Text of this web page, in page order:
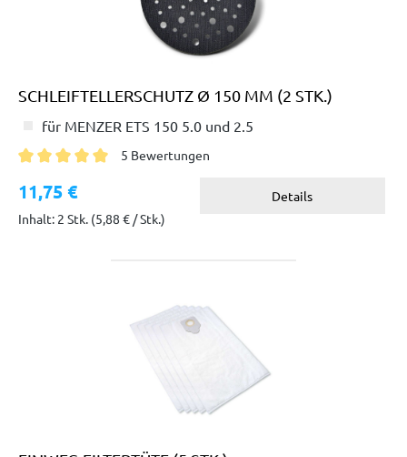
SCHLEIFTELLERSCHUTZ Ø 150 MM (2 STK.)
für MENZER ETS 150 5.0 und 2.5
5 Bewertungen
11,75 €
Inhalt: 2 Stk. (5,88 € / Stk.)
Details